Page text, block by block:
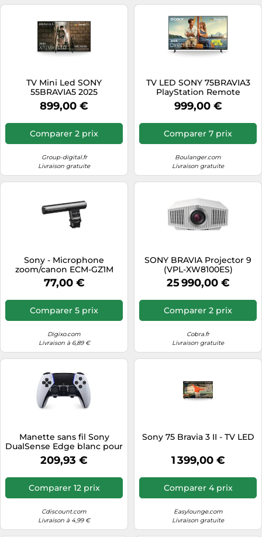
TV Mini Led SONY
55BRAVIA5 2025
899,00 €
Comparer 2 prix
Group-digital.fr
Livraison gratuite
TV LED SONY 75BRAVIA3
PlayStation Remote
(189cm)
999,00 €
Comparer 7 prix
Boulanger.com
Livraison gratuite
Sony - Microphone
zoom/canon ECM-GZ1M
77,00 €
Comparer 5 prix
Digixo.com
Livraison à 6,89 €
SONY BRAVIA Projector 9
(VPL-XW8100ES)
25 990,00 €
Comparer 2 prix
Cobra.fr
Livraison gratuite
Manette sans fil Sony
DualSense Edge blanc pour
PS5
209,93 €
Comparer 12 prix
Cdiscount.com
Livraison à 4,99 €
Sony 75 Bravia 3 II - TV LED
1 399,00 €
Comparer 4 prix
Easylounge.com
Livraison gratuite